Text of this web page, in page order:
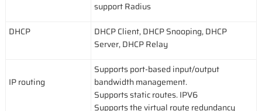
support Radius
DHCP
DHCP Client, DHCP Snooping, DHCP
Server, DHCP Relay
IP routing
Supports port-based input/output
bandwidth management.
Supports static routes. IPV6
Supports the virtual route redundancy